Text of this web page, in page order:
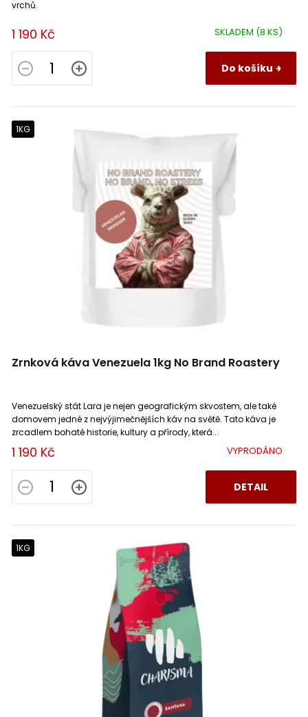
SKLADEM (8 KS)
1 190 Kč
Do košíku
vrchů.
1KG
Zrnková káva Venezuela 1kg No Brand Roastery
VYPRODÁNO
1 190 Kč
DETAIL
Venezuelský stát Lara je nejen geografickým skvostem, ale také
domovem jedné z nejvýjimečnějších káv na světě. Tato káva je
zrcadlem bohaté historie, kultury a přírody, která...
1KG